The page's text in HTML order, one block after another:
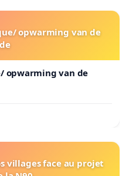
opwarming van de
opwarming van de
villages face au projet